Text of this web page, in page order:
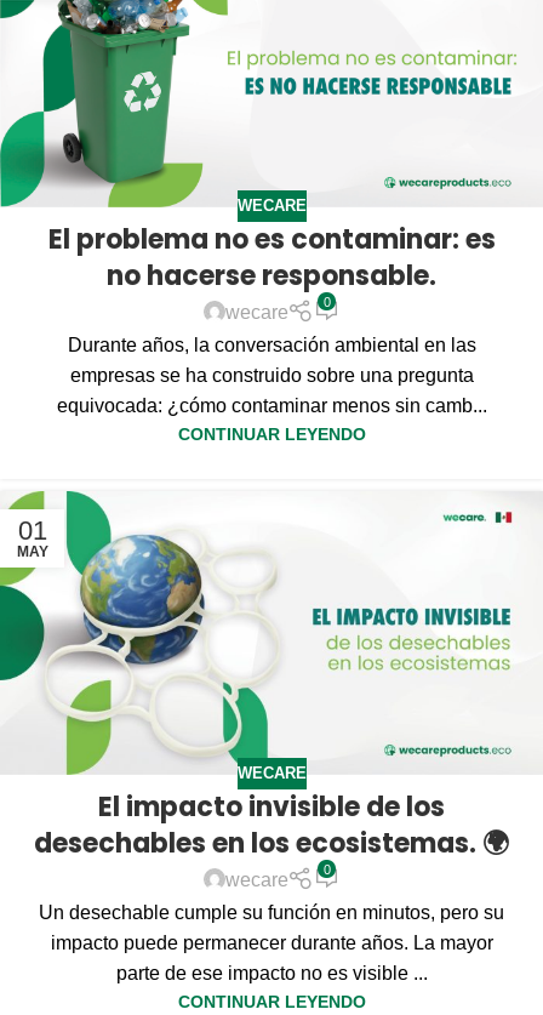
WECARE
El problema no es contaminar: es
no hacerse responsable.
wecare
0
Durante años, la conversación ambiental en las
empresas se ha construido sobre una pregunta
equivocada: ¿cómo contaminar menos sin camb...
CONTINUAR LEYENDO
01
MAY
WECARE
El impacto invisible de los
desechables en los ecosistemas. 🌍
wecare
0
Un desechable cumple su función en minutos, pero su
impacto puede permanecer durante años. La mayor
parte de ese impacto no es visible ...
CONTINUAR LEYENDO